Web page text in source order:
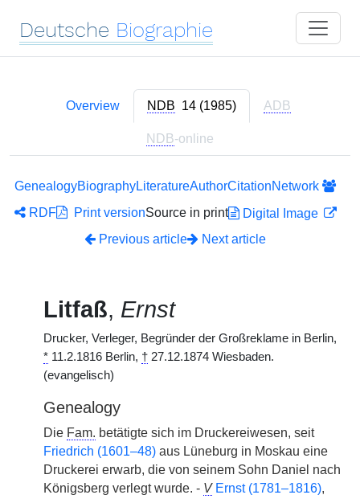
Deutsche Biographie
Overview NDB 14 (1985) ADB
NDB-online
GenealogyBiographyLiteratureAuthorCitationNetwork
RDF
Print versionSource in print
Digital Image
Previous article
Next article
Litfaß, Ernst
Drucker, Verleger, Begründer der Großreklame in Berlin,
* 11.2.1816 Berlin, † 27.12.1874 Wiesbaden.
(evangelisch)
Genealogy
Die Fam. betätigte sich im Druckereiwesen, seit
Friedrich (1601–48) aus Lüneburg in Moskau eine
Druckerei erwarb, die von seinem Sohn Daniel nach
Königsberg verlegt wurde. - V Ernst (1781–1816),